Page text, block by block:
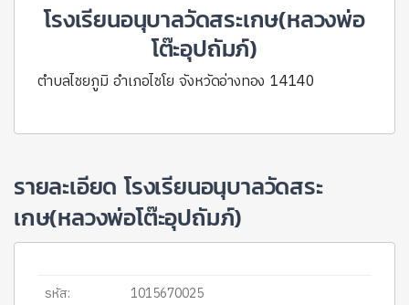
โรงเรียนอนุบาลวัดสระเกษ(หลวงพ่อ
โต๊ะอุปถัมภ์)
ตำบลไชยภูมิ อำเภอไชโย จังหวัดอ่างทอง 14140
รายละเอียด โรงเรียนอนุบาลวัดสระ
เกษ(หลวงพ่อโต๊ะอุปถัมภ์)
รหัส:
1015670025